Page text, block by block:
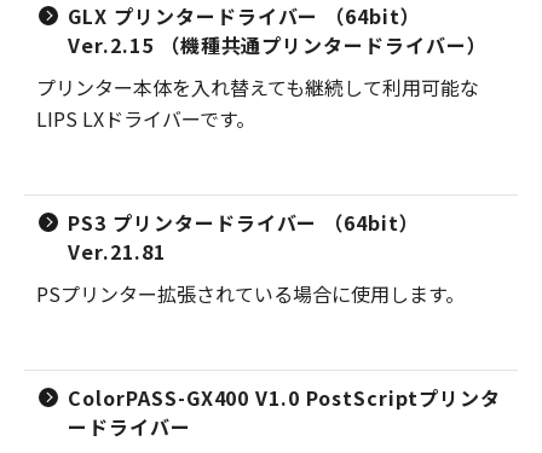
GLX プリンタードライバー （64bit）
Ver.2.15 （機種共通プリンタードライバー）
プリンター本体を入れ替えても継続して利用可能な
LIPS LXドライバーです。
PS3 プリンタードライバー （64bit）
Ver.21.81
PSプリンター拡張されている場合に使用します。
ColorPASS-GX400 V1.0 PostScriptプリンタ
ードライバー